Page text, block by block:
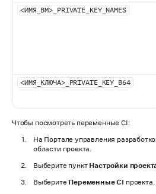
<ИМЯ_ВМ>_PRIVATE_KEY_NAMES
<ИМЯ_КЛЮЧА>_PRIVATE_KEY_B64
Чтобы посмотреть переменные CI:
На Портале управления
области проекта.
Выберите пункт Настройки
Выберите Переменные CI проекта.